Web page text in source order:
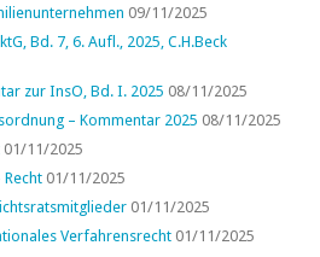
09/11/2025
Bd. 7, 6. Aufl., 2025, C.H.Beck
zur InsO, Bd. I. 2025 08/11/2025
– Kommentar 2025 08/11/2025
01/11/2025
Recht 01/11/2025
01/11/2025
Verfahrensrecht 01/11/2025